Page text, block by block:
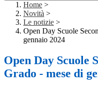
Home >
Novità >
Le notizie >
Open Day Scuole
gennaio 2024
Open Day Scuole
Grado - mese di